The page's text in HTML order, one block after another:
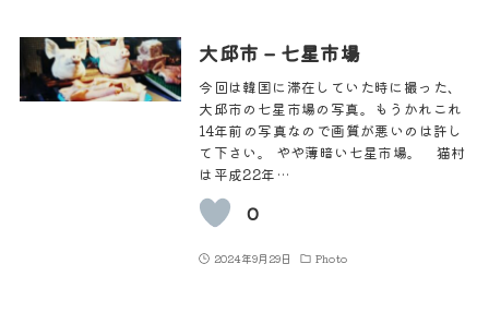
大邱市 – 七星市場
今回は韓国に滞在していた時に撮った、
大邱市の七星市場の写真。もうかれこれ
14年前の写真なので画質が悪いのは許し
て下さい。 やや薄暗い七星市場。 猫村
は平成22年…
0
2024年9月29日 Photo